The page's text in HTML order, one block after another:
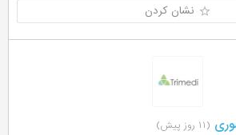
نشان کردن
(۱۱ روز پیش)